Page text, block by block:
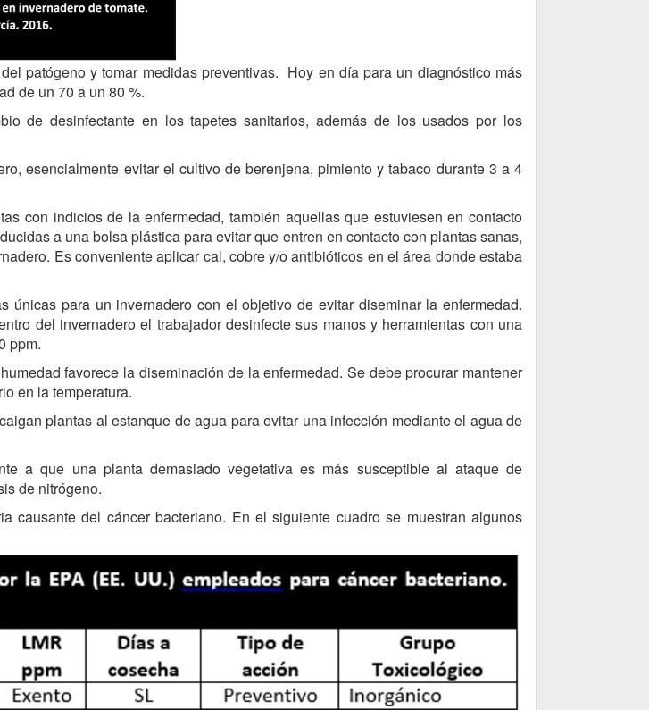
patógeno y tomar medidas preventivas. Hoy en día para un diagnóstico más
de un 70 a un 80 %.
de desinfectante en los tapetes sanitarios, además de los usados por los
esencialmente evitar el cultivo de berenjena, pimiento y tabaco durante 3 a 4
con indicios de la enfermedad, también aquellas que estuviesen en contacto
a una bolsa plástica para evitar que entren en contacto con plantas sanas,
Es conveniente aplicar cal, cobre y/o antibióticos en el área donde estaba
únicas para un invernadero con el objetivo de evitar diseminar la enfermedad.
del invernadero el trabajador desinfecte sus manos y herramientas con una
ppm.
favorece la diseminación de la enfermedad. Se debe procurar mantener
en la temperatura.
plantas al estanque de agua para evitar una infección mediante el agua de
a que una planta demasiado vegetativa es más susceptible al ataque de
de nitrógeno.
causante del cáncer bacteriano. En el siguiente cuadro se muestran algunos